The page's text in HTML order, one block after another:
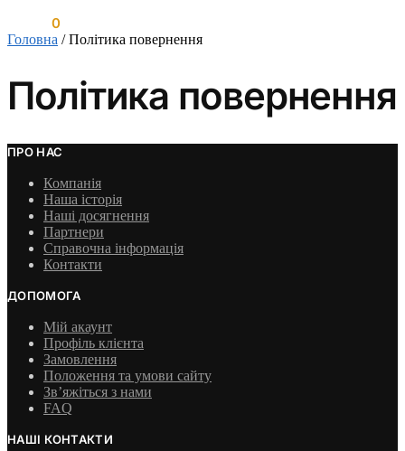
0
Головна /Політика повернення
Політика повернення
ПРО НАС
Компанія
Наша історія
Наші досягнення
Партнери
Справочна інформація
Контакти
ДОПОМОГА
Мій акаунт
Профіль клієнта
Замовлення
Положення та умови сайту
Зв’яжіться з нами
FAQ
НАШІ КОНТАКТИ